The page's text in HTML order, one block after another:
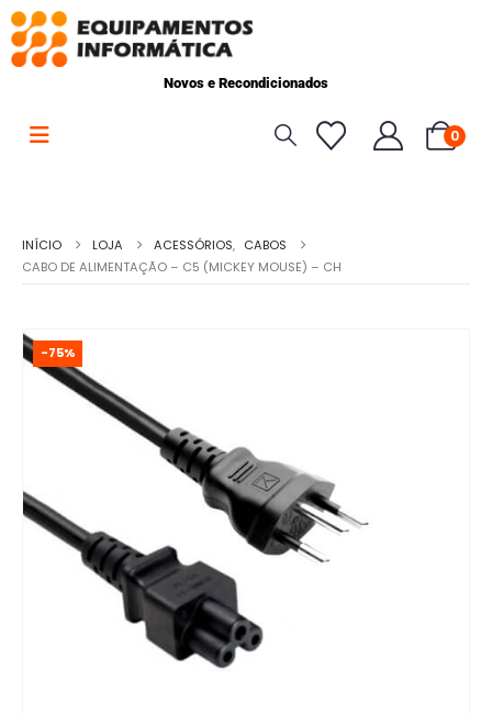
Novos e Recondicionados
0
INÍCIO LOJA ACESSÓRIOS, CABOS
CABO DE ALIMENTAÇÃO – C5 (MICKEY MOUSE) – CH
-75%